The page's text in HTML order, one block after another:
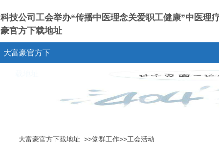
科技公司工会举办“传播中医理念关爱职工健康”中医
豪官方下载地址
大富豪官方下
大富豪官方下载地址 >>党群工作>>工会活动